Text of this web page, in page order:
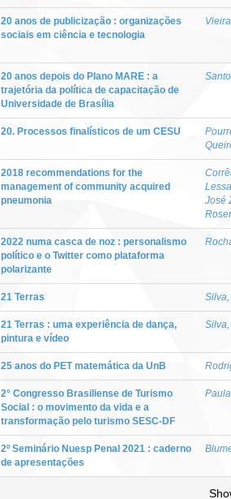
20 anos de publicização : organizações
sociais em ciência e tecnologia
20 anos depois do Plano MARE : a
trajetória da política de capacitação de
Universidade de Brasília
20. Processos finalísticos de um CESU
2018 recommendations for the
management of community acquired
pneumonia
José
2022 numa casca de noz : personalismo
político e o Twitter como plataforma
polarizante
21 Terras
21 Terras : uma experiência de dança,
pintura e vídeo
25 anos do PET matemática da UnB
2° Congresso Brasiliense de Turismo
Social : o movimento da vida e a
transformação pelo turismo SESC-DF
2º Seminário Nuesp Penal 2021 : caderno
de apresentações